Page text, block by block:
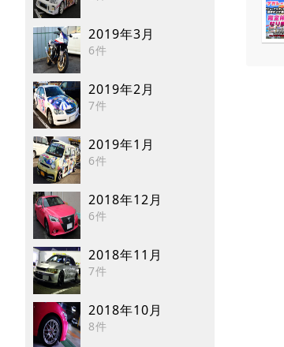
2019年3月
6件
2019年2月
7件
2019年1月
6件
2018年12月
6件
2018年11月
7件
2018年10月
8件